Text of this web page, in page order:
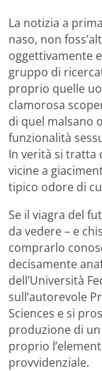
La notizia a
naso, non
oggettivamente
gruppo di
proprio quelle
clamorosa
di quel malsano
funzionalità
In verità si tratta
vicine a
tipico odore di
Se il viagra del
da vedere – e
comprarlo
decisamente
dell’Università
sull’autorevole
Sciences e si
produzione di
proprio
provvidenziale.